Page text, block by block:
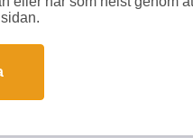
10st
70g